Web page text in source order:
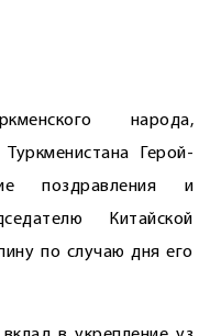
народа,
Герой-
поздравления и
Китайской
по случаю дня его